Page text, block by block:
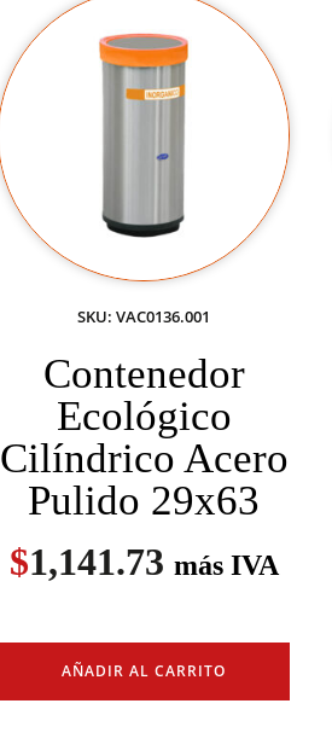
SKU: VAC0136.001
Contenedor
Ecológico
Cilíndrico Acero
Pulido 29x63
$1,141.73 más IVA
AÑADIR AL CARRITO